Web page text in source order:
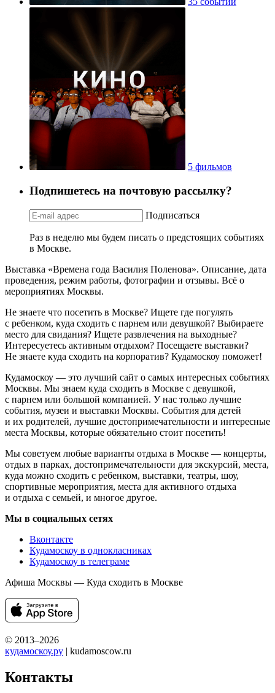
5 фильмов
Подпишетесь на почтовую рассылку?
Подписаться
Раз в неделю мы будем писать о предстоящих событиях
в Москве.
Выставка «Времена года Василия Поленова». Описание, дата
проведения, режим работы, фотографии и отзывы. Всё о
мероприятиях Москвы.
Не знаете что посетить в Москве? Ищете где погулять
с ребенком, куда сходить с парнем или девушкой? Выбираете
место для свидания? Ищете развлечения на выходные?
Интересуетесь активным отдыхом? Посещаете выставки?
Не знаете куда сходить на корпоратив? Кудамоскоу поможет!
Кудамоскоу — это лучший сайт о самых интересных событиях
Москвы. Мы знаем куда сходить в Москве с девушкой,
с парнем или большой компанией. У нас только лучшие
события, музеи и выставки Москвы. События для детей
и их родителей, лучшие достопримечательности и интересные
места Москвы, которые обязательно стоит посетить!
Мы советуем любые варианты отдыха в Москве — концерты,
отдых в парках, достопримечательности для экскурсий, места,
куда можно сходить с ребенком, выставки, театры, шоу,
спортивные мероприятия, места для активного отдыха
и отдыха с семьей, и многое другое.
Мы в социальных сетях
Вконтакте
Кудамоскоу в однокласниках
Кудамоскоу в телеграме
Афиша Москвы — Куда сходить в Москве
© 2013–2026
кудамоскоу.ру | kudamoscow.ru
Контакты